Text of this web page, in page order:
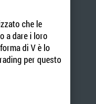
che le
a dare i loro
di V è lo
per questo